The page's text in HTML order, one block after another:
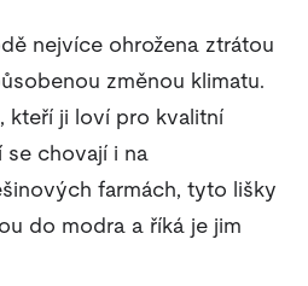
nejvíce ohrožena ztrátou
změnou klimatu.
kteří ji loví pro kvalitní
se chovají i na
farmách, tyto lišky
do modra a říká je jim